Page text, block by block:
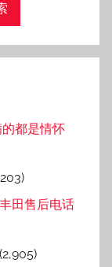
都是情怀
田售后电话
(2,905)